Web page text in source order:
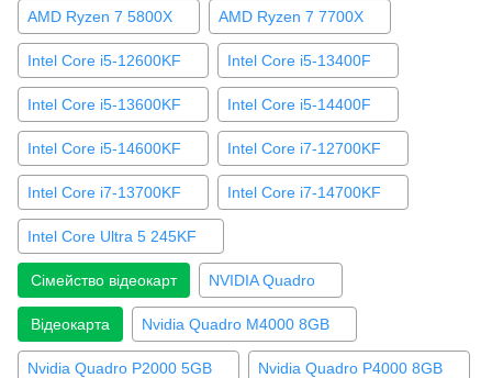
AMD Ryzen 7 5800X AMD Ryzen 7 7700X
Intel Core i5-12600KF Intel Core i5-13400F
Intel Core i5-13600KF Intel Core i5-14400F
Intel Core i5-14600KF Intel Core i7-12700KF
Intel Core i7-13700KF Intel Core i7-14700KF
Intel Core Ultra 5 245KF
Сімейство відеокарт NVIDIA Quadro
Відеокарта Nvidia Quadro М4000 8GB
Nvidia Quadro P2000 5GB Nvidia Quadro P4000 8GB